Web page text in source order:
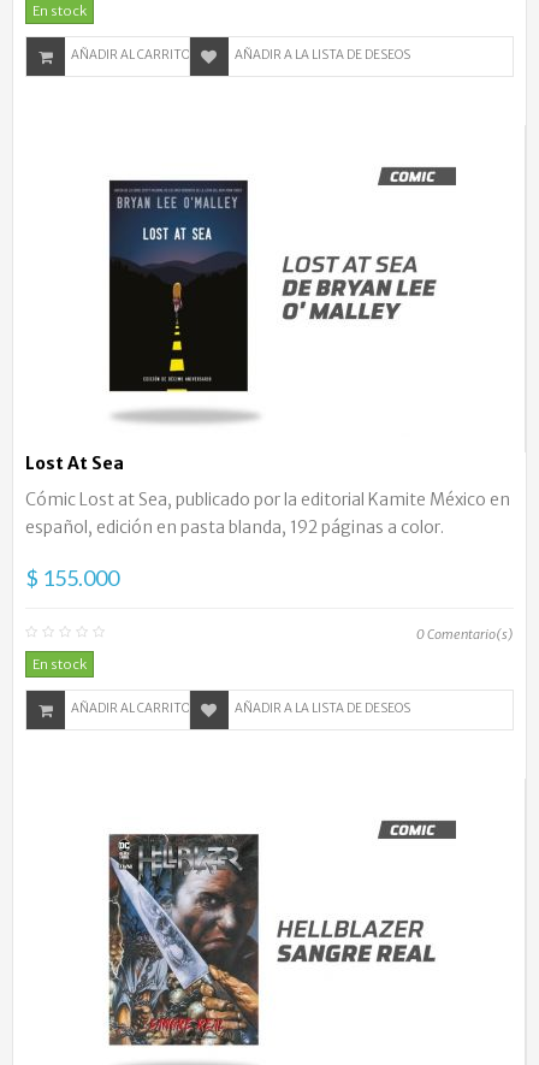
En stock
AÑADIR AL CARRITO AÑADIR A LA LISTA DE DESEOS
Lost At Sea
Cómic Lost at Sea, publicado por la editorial Kamite México en
español, edición en pasta blanda, 192 páginas a color.
$ 155.000
0Comentario(s)
En stock
AÑADIR AL CARRITO AÑADIR A LA LISTA DE DESEOS